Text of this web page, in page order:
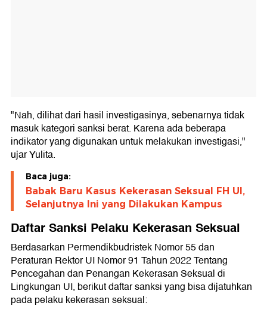
"Nah, dilihat dari hasil investigasinya, sebenarnya tidak
masuk kategori sanksi berat. Karena ada beberapa
indikator yang digunakan untuk melakukan investigasi,"
ujar Yulita.
Baca juga:
Babak Baru Kasus Kekerasan Seksual FH UI,
Selanjutnya Ini yang Dilakukan Kampus
Daftar Sanksi Pelaku Kekerasan Seksual
Berdasarkan Permendikbudristek Nomor 55 dan
Peraturan Rektor UI Nomor 91 Tahun 2022 Tentang
Pencegahan dan Penangan Kekerasan Seksual di
Lingkungan UI, berikut daftar sanksi yang bisa dijatuhkan
pada pelaku kekerasan seksual: